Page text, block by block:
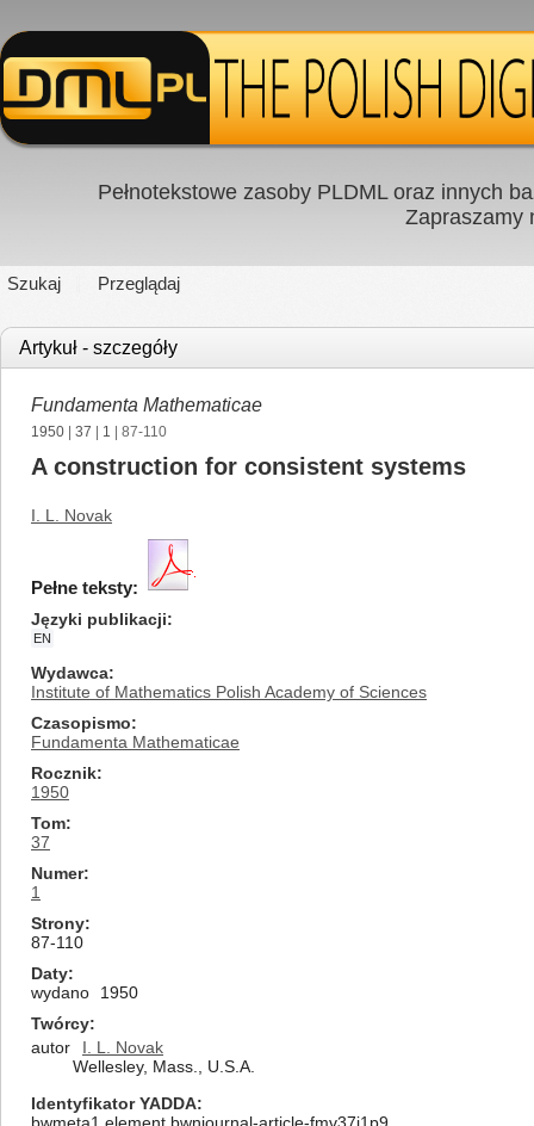
Pełnotekstowe zasoby PLDML oraz innych
Zapraszamy
Szukaj Przeglądaj
Artykuł - szczegóły
Fundamenta Mathematicae
1950 37 1 | 87-110
A construction for consistent systems
I. L. Novak
Pełne teksty:
Języki publikacji
EN
Wydawca
Institute of Mathematics Polish Academy of Sciences
Czasopismo
Fundamenta Mathematicae
Rocznik
1950
Tom
37
Numer
1
Strony
87-110
Daty
wydano
1950
Twórcy
autor
I. L. Novak
Wellesley, Mass., U.S.A.
Identyfikator YADDA